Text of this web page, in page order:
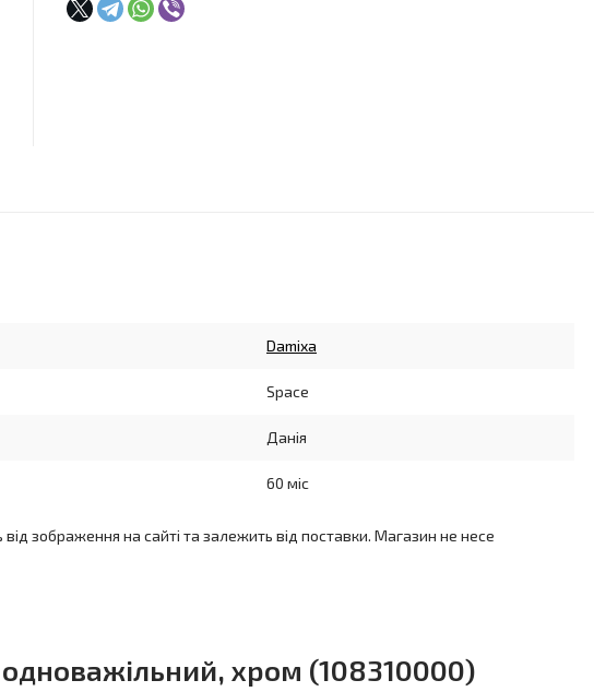
Damixa
Space
Данія
60 міс
зображення на сайті та залежить від поставки. Магазин не несе
хром (108310000)